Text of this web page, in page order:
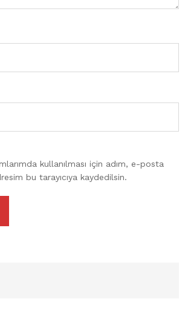
kullanılması için adım, e-posta
bu tarayıcıya kaydedilsin.